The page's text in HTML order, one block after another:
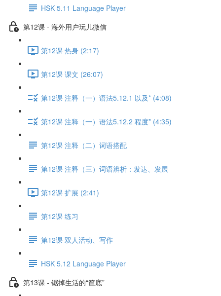
HSK 5.11 Language Player
第12课 - 海外用户玩儿微信
第12课 热身 (2:17)
第12课 课文 (26:07)
第12课 注释（一）语法5.12.1 以及* (4:08)
第12课 注释（一）语法5.12.2 程度* (4:35)
第12课 注释（二）词语搭配
第12课 注释（三）词语辨析：发达、发展
第12课 扩展 (2:41)
第12课 练习
第12课 双人活动、写作
HSK 5.12 Language Player
第13课 - 锯掉生活的“筐底”